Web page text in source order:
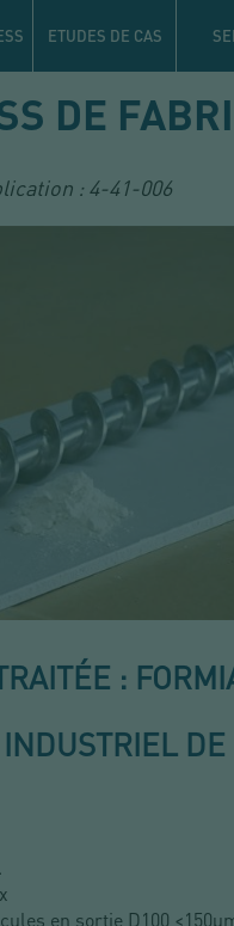
ETUDES DE CAS
DE
: 4-41-006
:
INDUSTRIEL
en sortie D100